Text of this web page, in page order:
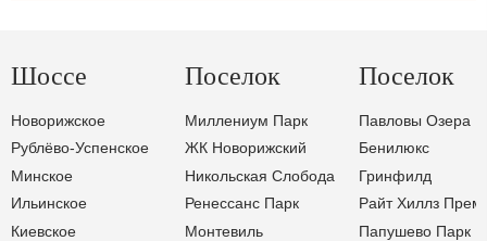
Шоссе
Новорижское
Рублёво-Успенское
Минское
Ильинское
Киевское
Поселок
Миллениум Парк
ЖК Новорижский
Никольская Слобода
Ренессанс Парк
Монтевиль
Поселок
Павловы Озера
Бенилюкс
Гринфилд
Райт Хиллз
Папушево Парк